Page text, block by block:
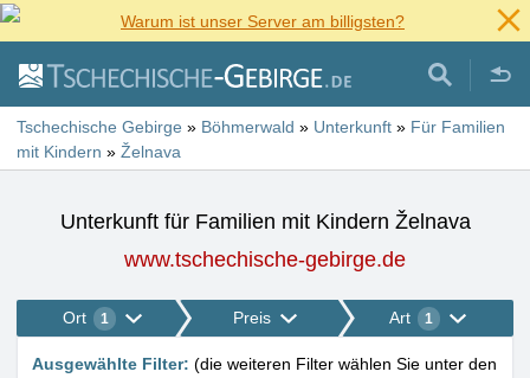
Warum ist unser Server am billigsten?
Tschechische Gebirge » Böhmerwald » Unterkunft » Für Familien
mit Kindern » Želnava
Unterkunft für Familien mit Kindern Želnava
www.tschechische-gebirge.de
Ort 1 Preis Art 1
Ausgewählte Filter: (die weiteren Filter wählen Sie unter den